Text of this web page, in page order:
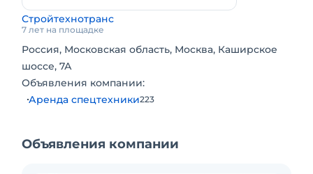
Стройтехнотранс
7 лет на площадке
Россия, Московская область, Москва, Каширское
шоссе, 7А
Объявления компании:
Аренда спецтехники223
Объявления компании